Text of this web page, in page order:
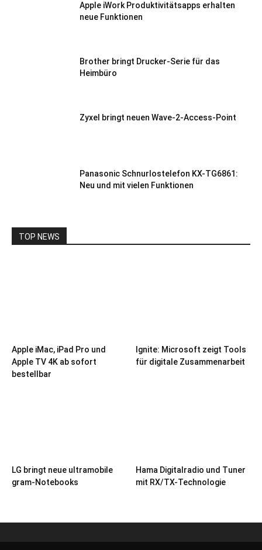
Apple iWork Produktivitätsapps erhalten
neue Funktionen
Brother bringt Drucker-Serie für das
Heimbüro
Zyxel bringt neuen Wave-2-Access-Point
Panasonic Schnurlostelefon KX-TG6861:
Neu und mit vielen Funktionen
TOP NEWS
Apple iMac, iPad Pro und
Apple TV 4K ab sofort
bestellbar
Ignite: Microsoft zeigt Tools
für digitale Zusammenarbeit
LG bringt neue ultramobile
gram-Notebooks
Hama Digitalradio und Tuner
mit RX/TX-Technologie